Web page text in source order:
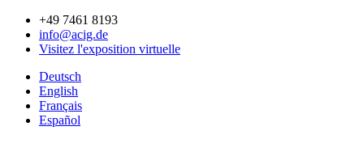
Aller
contenu
+49 7461 8193
info@acig.de
Visitez l'exposition virtuelle
Deutsch
English
Français
Español